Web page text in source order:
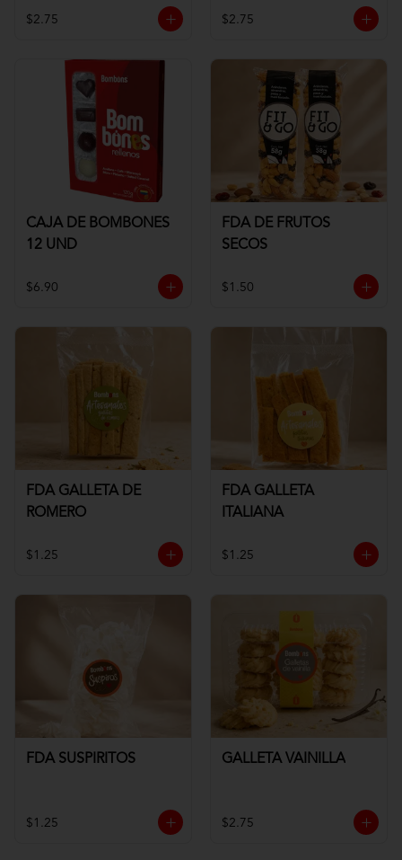
$2.75 $2.75
CAJA DE BOMBONES
12 UND
$6.90
FDA DE FRUTOS
SECOS
$1.50
FDA GALLETA DE
ROMERO
$1.25
FDA GALLETA
ITALIANA
$1.25
FDA SUSPIRITOS
$1.25
GALLETA VAINILLA
$2.75